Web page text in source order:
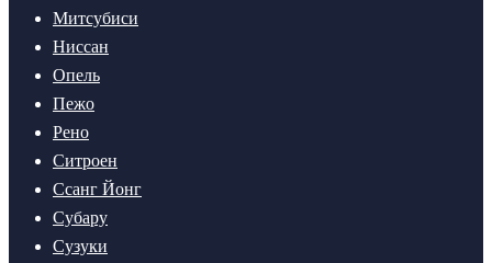
Митсубиси
Ниссан
Опель
Пежо
Рено
Ситроен
Ссанг Йонг
Субару
Сузуки